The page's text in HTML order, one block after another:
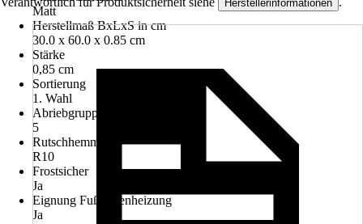
Matt
Herstellmaß BxLxS in cm
30.0 x 60.0 x 0.85 cm
Stärke
0,85 cm
Sortierung
1. Wahl
Abriebgruppe/Tiefenverschleiß
5
Rutschhemmung
R10
Frostsicher
Ja
Eignung Fußbodenheizung
Ja
Herstellerinformationen